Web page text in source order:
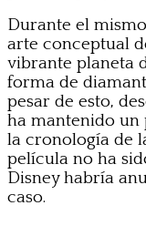
Durante el mismo
arte conceptual
vibrante planeta
forma de
pesar de esto,
ha mantenido un
la cronología de
película no ha
Disney habría
caso.